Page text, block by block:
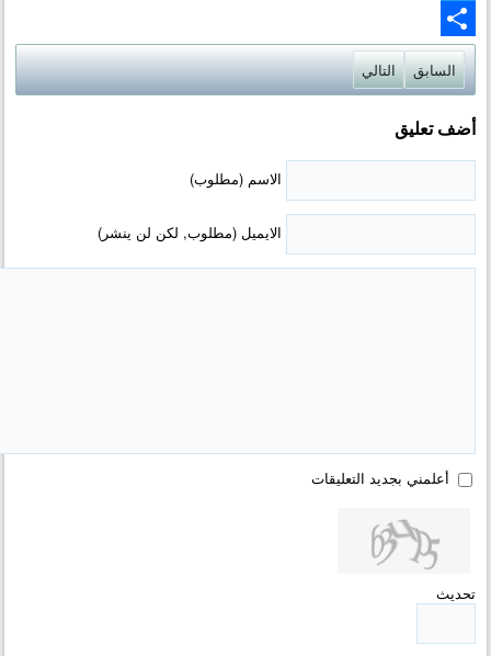
Twitter
Share
السابق
التالي
أضف تعليق
الاسم (مطلوب)
الايميل (مطلوب, لكن لن ينشر)
أعلمني بجديد التعليقات
تحديث